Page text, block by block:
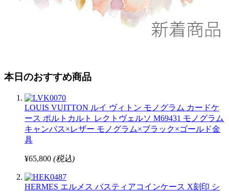
本日のおすすめ商品
LOUIS VUITTON ルイ ヴィトン モノグラム カードケ
ース ポルトカルト レクトヴェルソ M69431 モノグラム
キャンバス×レザー モノグラム×ブラック×ゴールド金
具
¥65,800 (税込)
HERMES エルメス バスティアコインケース X刻印 シ